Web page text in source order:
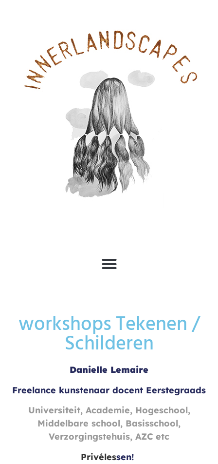
workshops Tekenen /
Schilderen
Danielle Lemaire
Freelance kunstenaar docent Eerstegraads
Universiteit, Academie, Hogeschool,
Middelbare school, Basisschool,
Verzorgingstehuis, AZC etc
Privélessen!